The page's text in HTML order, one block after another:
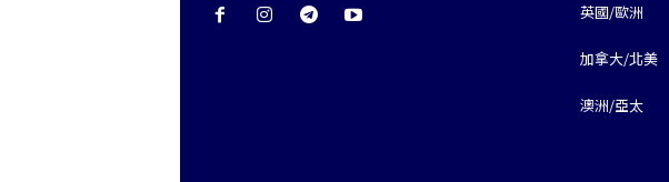
英國/歐洲
加拿大/北美
澳洲/亞太